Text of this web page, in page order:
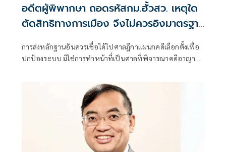
อดีตผู้พิพากษา ถอดรหัสกม.ฮั้วสว. เหตุใด
ตัดสิทธิทางการเมือง จึงไม่ควรอิงมาตรฐาน
เดียวกับคดีอาญา
การส่งหลักฐานอันควรเชื่อได้ไปศาลฎีกาแผนกคดีเลือกตั้งเพื่อ
ปกป้องระบบ มิใช่การทำหน้าที่เป็นศาลที่พิจารณาคดีอาญา